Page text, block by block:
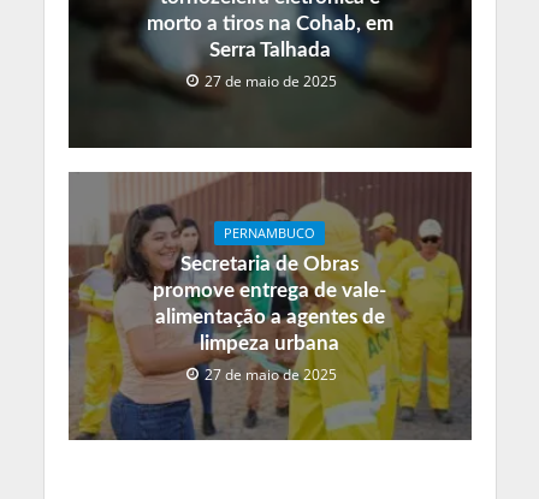
morto a tiros na Cohab, em
Serra Talhada
27 de maio de 2025
PERNAMBUCO
Secretaria de Obras
promove entrega de vale-
alimentação a agentes de
limpeza urbana
27 de maio de 2025